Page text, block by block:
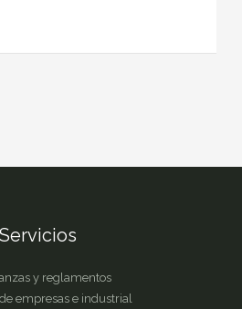
Servicios
y reglamentos
empresas e industrial